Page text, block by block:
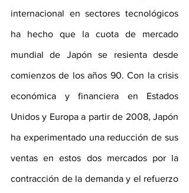
internacional en sectores tecnológicos
ha hecho que la cuota de mercado
mundial de Japón se resienta desde
comienzos de los años 90. Con la crisis
económica y financiera en Estados
Unidos y Europa a partir de 2008, Japón
ha experimentado una reducción de sus
ventas en estos dos mercados por la
contracción de la demanda y el refuerzo